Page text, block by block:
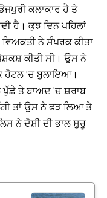
ਕਲਾਕਾਰ ਹੈ ਤੇ
ਹੈ। ਕੁਝ ਦਿਨ ਪਹਿਲਾਂ
ਨੇ ਸੰਪਰਕ ਕੀਤਾ
ਕੀਤੀ ਸੀ। ਉਸ ਨੇ
ਹੋਟਲ 'ਚ ਬੁਲਾਇਆ।
ਤੇ ਬਾਅਦ 'ਚ ਸ਼ਰਾਬ
ਤਾਂ ਉਸ ਨੇ ਫੜ ਲਿਆ ਤੇ
ਨੇ ਦੋਸ਼ੀ ਦੀ ਭਾਲ ਸ਼ੁਰੂ